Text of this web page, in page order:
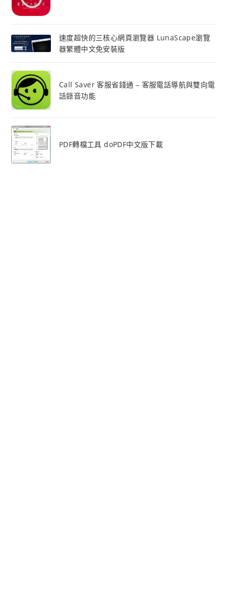
速度超快的三核心網頁瀏覽器 LunaScape瀏覽
器繁體中文免安裝版
Call Saver 客服省錢通 – 客服電話導航與雙向電
話錄音功能
PDF轉檔工具 doPDF中文版下載